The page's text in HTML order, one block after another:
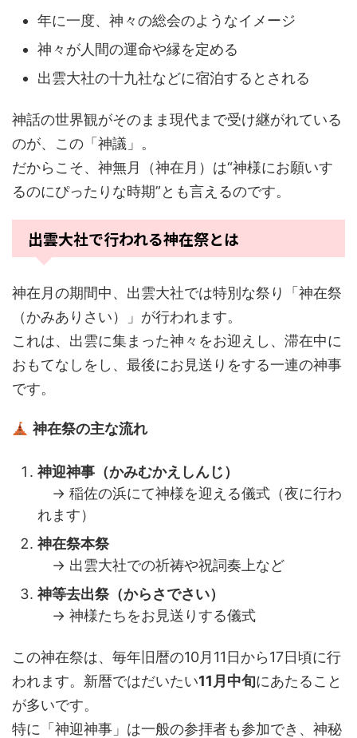
年に一度、神々の総会のようなイメージ
神々が人間の運命や縁を定める
出雲大社の十九社などに宿泊するとされる
神話の世界観がそのまま現代まで受け継がれている
のが、この「神議」。
だからこそ、神無月（神在月）は“神様にお願いす
るのにぴったりな時期”とも言えるのです。
出雲大社で行われる神在祭とは
神在月の期間中、出雲大社では特別な祭り「神在祭
（かみありさい）」が行われます。
これは、出雲に集まった神々をお迎えし、滞在中に
おもてなしをし、最後にお見送りをする一連の神事
です。
神在祭の主な流れ
神迎神事（かみむかえしんじ）
→ 稲佐の浜にて神様を迎える儀式（夜に行わ
れます）
神在祭本祭
→ 出雲大社での祈祷や祝詞奏上など
神等去出祭（からさでさい）
→ 神様たちをお見送りする儀式
この神在祭は、毎年旧暦の10月11日から17日頃に行
われます。新暦ではだいたい11月中旬にあたること
が多いです。
特に「神迎神事」は一般の参拝者も参加でき、神秘